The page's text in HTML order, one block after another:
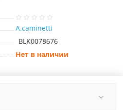
A.caminetti
BLK0078676
Нет в наличии